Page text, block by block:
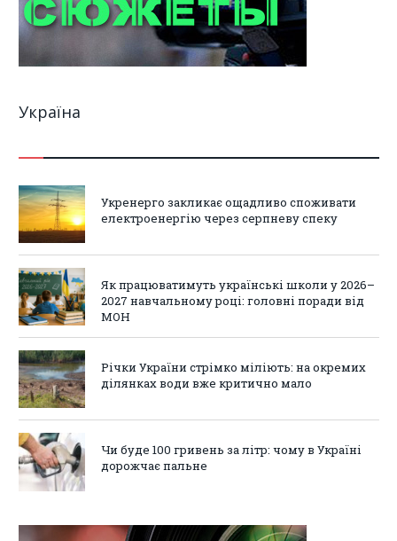
Україна
Укренерго закликає ощадливо споживати
електроенергію через серпневу спеку
Як працюватимуть українські школи у 2026–
2027 навчальному році: головні поради від
МОН
Річки України стрімко міліють: на окремих
ділянках води вже критично мало
Чи буде 100 гривень за літр: чому в Україні
дорожчає пальне